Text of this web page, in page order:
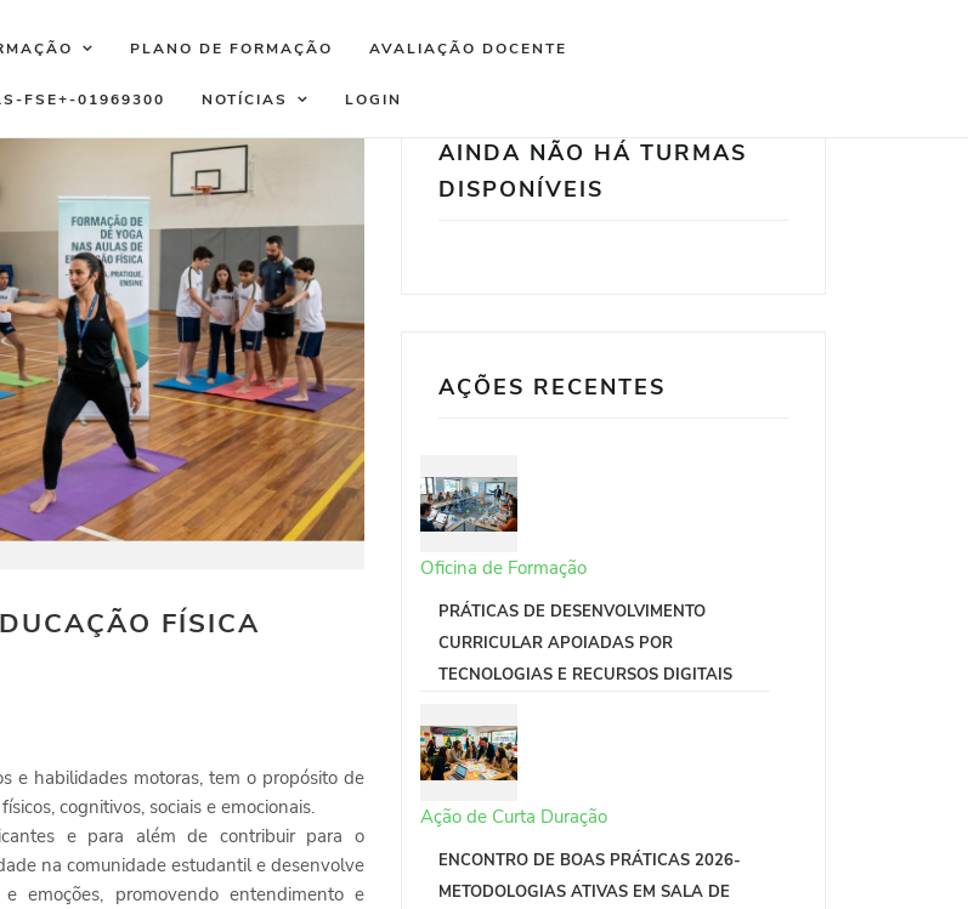
PLANO DE FORMAÇÃO AVALIAÇÃO DOCENTE
FSE+-01969300 NOTÍCIAS LOGIN
FÍSICA
e habilidades motoras, tem o propósito de
cognitivos, sociais e emocionais.
e para além de contribuir para o
na comunidade estudantil e desenvolve
emoções, promovendo entendimento e
AINDA NÃO HÁ TURMAS
DISPONÍVEIS
AÇÕES RECENTES
Oficina de Formação
PRÁTICAS DE DESENVOLVIMENTO
CURRICULAR APOIADAS POR
TECNOLOGIAS E RECURSOS DIGITAIS
Ação de Curta Duração
ENCONTRO DE BOAS PRÁTICAS 2026-
METODOLOGIAS ATIVAS EM SALA DE